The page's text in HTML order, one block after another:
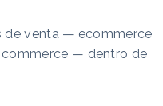
de venta — ecommerce
— dentro de